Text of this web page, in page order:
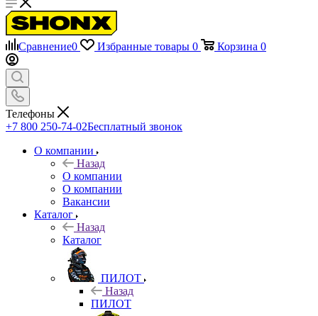
Сравнение0 Избранные товары 0 Корзина 0
Телефоны
+7 800 250-74-02Бесплатный звонок
О компании
Назад
О компании
О компании
Вакансии
Каталог
Назад
Каталог
ПИЛОТ
Назад
ПИЛОТ